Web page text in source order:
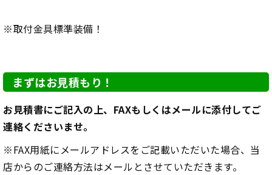
※取付金具標準装備！
まずはお見積もり！
お見積書にご記入の上、FAXもしくはメールに添付してご
連絡くださいませ。
※FAX用紙にメールアドレスをご記載いただいた場合、当
店からのご連絡方法はメールとさせていただきます。